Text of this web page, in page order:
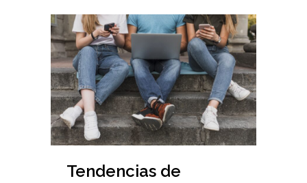
Tendencias de